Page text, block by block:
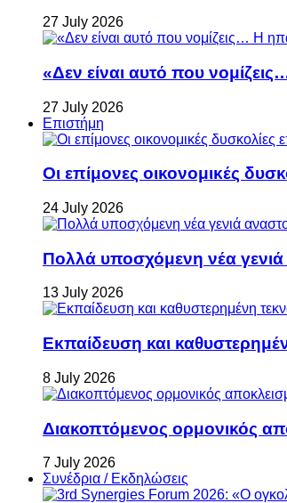
27 July 2026
«Δεν είναι αυτό που
27 July 2026
Επιστήμη
Οι επίμονες οικονομικές
24 July 2026
Πολλά υποσχόμενη νέα
13 July 2026
Εκπαίδευση και
8 July 2026
Διακοπτόμενος ορμονικός
7 July 2026
Συνέδρια / Εκδηλώσεις